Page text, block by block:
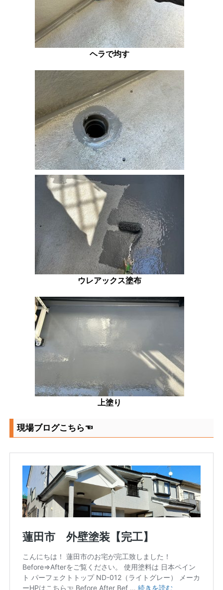
ヘラで均す
ウレアックス塗布
上塗り
現場ブログこちら☜